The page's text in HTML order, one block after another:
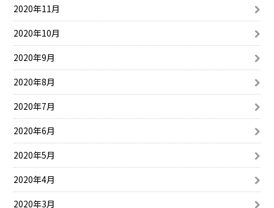
2020年11月
2020年10月
2020年9月
2020年8月
2020年7月
2020年6月
2020年5月
2020年4月
2020年3月